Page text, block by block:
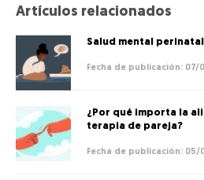
Artículos relacionados
Salud mental
07/
¿Por qué importa la
terapia de pareja?
05/